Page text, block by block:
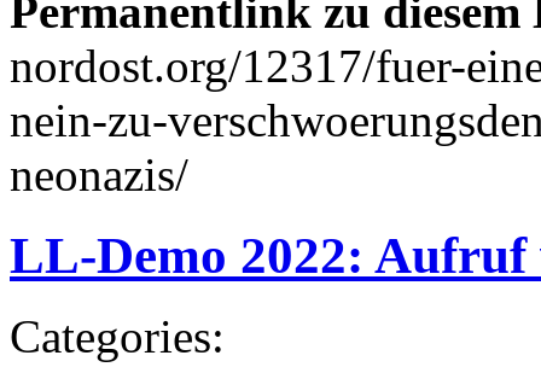
Permanentlink zu
nordost.org/12317/fuer-
nein-zu-
neonazis/
LL-Demo 2022:
Categories: